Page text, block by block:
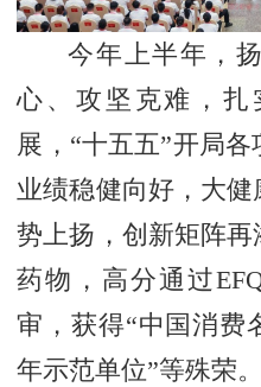
今年上半年，
心、攻坚克难，
展，“十五五”开局
业绩稳健向好，大
势上扬，创新矩阵
药物，高分通过
审，获得“中国消费
年示范单位”等殊荣。